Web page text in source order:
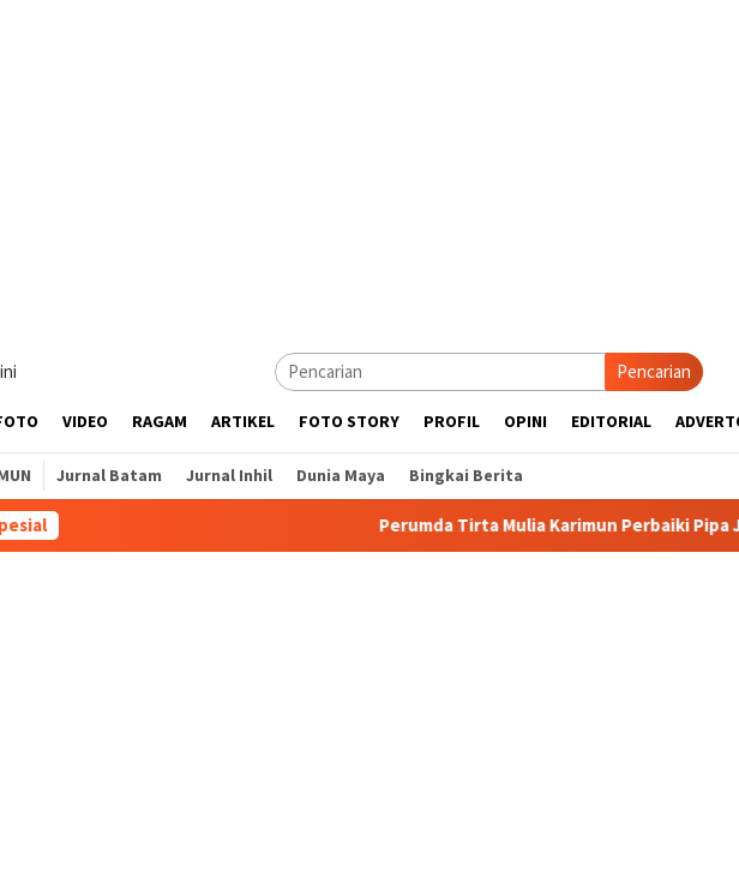
Pencarian
VIDEO RAGAM ARTIKEL FOTO STORY PROFIL OPINI EDITORIAL
Jurnal Batam Jurnal Inhil Dunia Maya Bingkai Berita
Perumda Tirta Mulia Karimun Perbaiki Pipa JDU, Warga